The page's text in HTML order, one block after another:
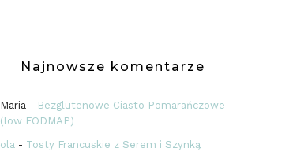
Najnowsze komentarze
Maria - Bezglutenowe Ciasto Pomarańczowe
(low FODMAP)
ola - Tosty Francuskie z Serem i Szynką